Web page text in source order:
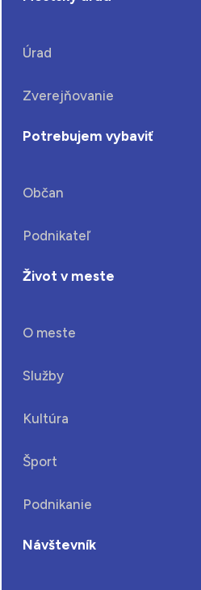
Úrad
Zverejňovanie
Potrebujem vybaviť
Občan
Podnikateľ
Život v meste
O meste
Služby
Kultúra
Šport
Podnikanie
Návštevník